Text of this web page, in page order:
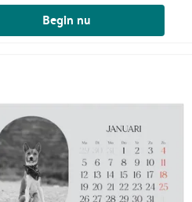
Begin nu